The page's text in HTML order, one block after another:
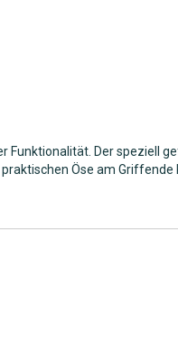
Funktionalität. Der speziell
Öse am Griffende